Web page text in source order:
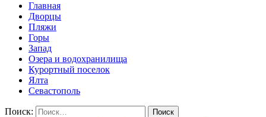
Главная
Дворцы
Пляжи
Горы
Запад
Озера и водохранилища
Курортный поселок
Ялта
Севастополь
Поиск: